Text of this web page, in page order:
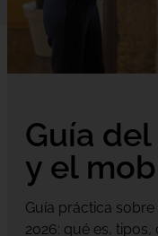
Guía
y el
Guía práctica
2026: qué es,